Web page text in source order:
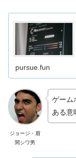
pursue.fun
ジョージ・眉
間シワ男
ゲーム
ある意